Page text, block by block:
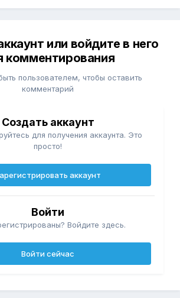
или войдите в него
комментирования
пользователем, чтобы оставить
комментарий
Создать аккаунт
для получения аккаунта. Это
просто!
аккаунт
Войти
Войдите здесь.
Войти сейчас